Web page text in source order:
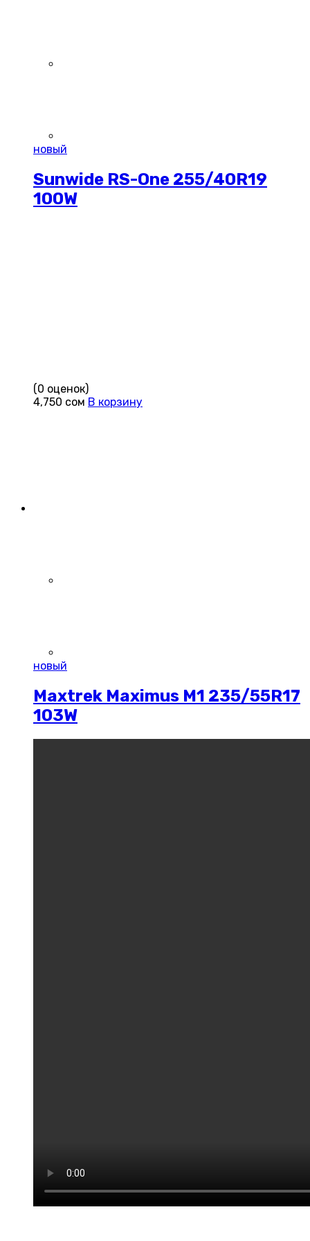
новый
Sunwide RS-One 255/40R19
100W
(0 оценок)
4,750 сом В корзину
новый
Maxtrek Maximus M1 235/55R17
103W